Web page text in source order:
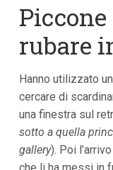
i
n
t
n
u
i
p
i
n
rubare
Hanno utilizzato
cercare di
una finestra sul
sotto a quella
gallery). Poi